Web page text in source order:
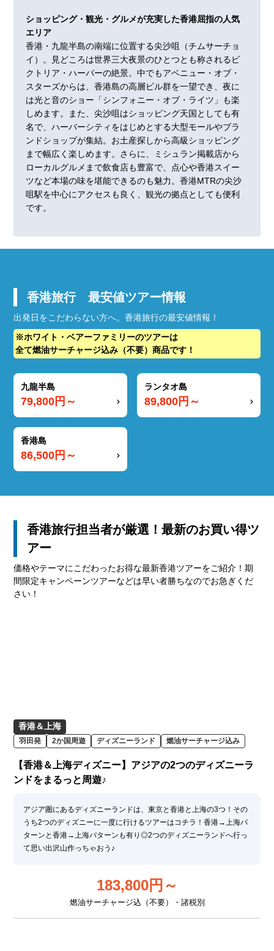
ショッピング・観光・グルメが充実した香港屈指の人気
エリア
香港・九龍半島の南端に位置する尖沙咀（チムサーチョ
イ）。見どころは世界三大夜景のひとつとも称されるビ
クトリア・ハーバーの絶景。中でもアベニュー・オブ・
スターズからは、香港島の高層ビル群を一望でき、夜に
は光と音のショー「シンフォニー・オブ・ライツ」も楽
しめます。また、尖沙咀はショッピング天国としても有
名で、ハーバーシティをはじめとする大型モールやブラ
ンドショップが集結。お土産探しから高級ショッピング
まで幅広く楽しめます。さらに、ミシュラン掲載店から
ローカルグルメまで飲食店も豊富で、点心や香港スイー
ツなど本場の味を堪能できるのも魅力。香港MTRの尖沙
咀駅を中心にアクセスも良く、観光の拠点としても便利
です。
香港旅行 最安値ツアー情報
出発日をこだわらない方へ。香港旅行の最安値情報！
※ホワイト・ベアーファミリーのツアーは
全て燃油サーチャージ込み（不要）商品です！
九龍半島
79,800 円～
ランタオ島
89,800 円～
香港島
86,500 円～
香港旅行担当者が厳選！最新のお買い得ツ
アー
価格やテーマにこだわったお得な最新香港ツアーをご紹介！期
間限定キャンペーンツアーなどは早い者勝ちなのでお急ぎくだ
さい！
香港＆上海
羽田発 2か国周遊 ディズニーランド 燃油サーチャージ込み
【香港＆上海ディズニー】アジアの2つのディズニーラ
ンドをまるっと周遊♪
アジア圏にあるディズニーランドは、東京と香港と上海の3つ！その
うち2つのディズニーに一度に行けるツアーはコチラ！香港→上海パ
ターンと香港→上海パターンも有り◎2つのディズニーランドへ行っ
て思い出沢山作っちゃおう♪
183,800円～
燃油サーチャージ込（不要）・諸税別